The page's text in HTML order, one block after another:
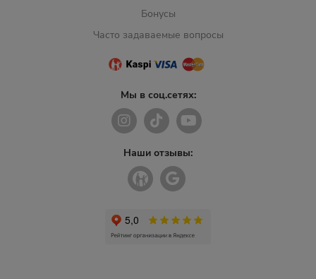
Бонусы
Часто задаваемые вопросы
Мы в соц.сетях:
Наши отзывы: